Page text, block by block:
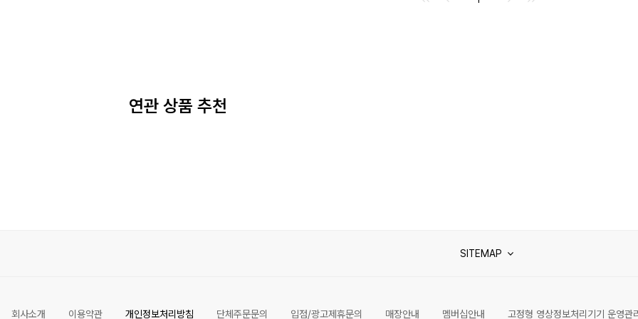
연관 상품 추천
SITEMAP
회사소개 이용약관 개인정보처리방침 단체주문문의 입점/광고제휴문의 매장안내 멤버십안내 고정형 영상정보처리기기 운영관